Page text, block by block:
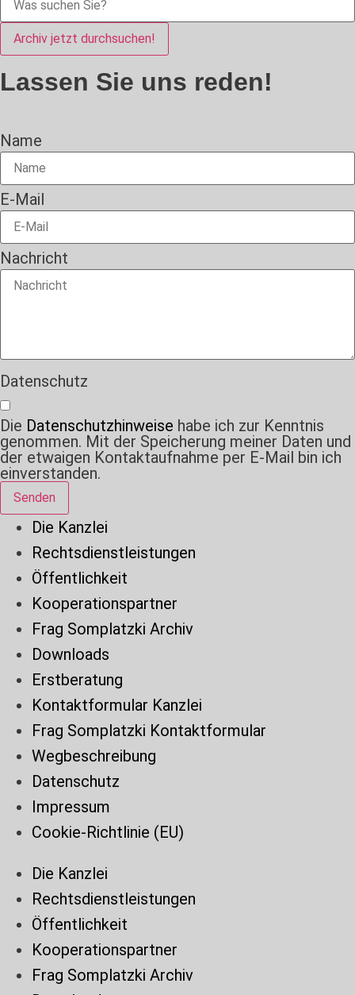
Archiv jetzt durchsuchen!
Lassen Sie uns reden!
Name
E-Mail
Nachricht
Datenschutz
Die Datenschutzhinweise habe ich zur Kenntnis
genommen. Mit der Speicherung meiner Daten und
der etwaigen Kontaktaufnahme per E-Mail bin ich
einverstanden.
Senden
Die Kanzlei
Rechtsdienstleistungen
Öffentlichkeit
Kooperationspartner
Frag Somplatzki Archiv
Downloads
Erstberatung
Kontaktformular Kanzlei
Frag Somplatzki Kontaktformular
Wegbeschreibung
Datenschutz
Impressum
Cookie-Richtlinie (EU)
Die Kanzlei
Rechtsdienstleistungen
Öffentlichkeit
Kooperationspartner
Frag Somplatzki Archiv